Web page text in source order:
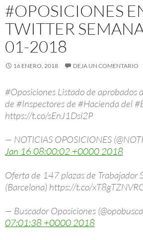
#OPOSICIONES
TWITTER
01-2018
16 ENERO, 2018 DEJA UN COMENTARIO
#Oposiciones Listado de aprobados
de #Inspectores de #Hacienda del
https://t.co/sEnJ1Dsi2P
— NOTICIAS OPOSICIONES
Jan 16 08:00:02 +0000 2018
Oferta de 147 plazas de Trabajador
(Barcelona) https://t.co/
— Buscador Oposiciones
07:01:38 +0000 2018